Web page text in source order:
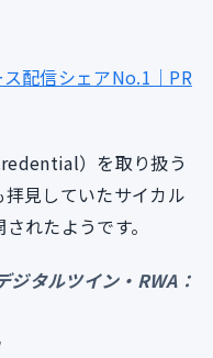
配信シェアNo.1｜PR
）を取り扱う
見していたサイカル
れたようです。
ジタルツイン・RWA：